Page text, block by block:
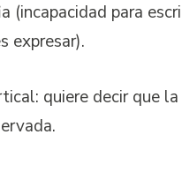
(incapacidad para
expresar).
quiere decir que